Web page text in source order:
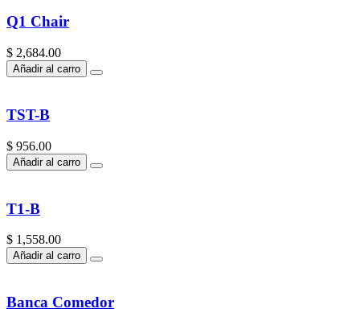
Q1 Chair
$ 2,684.00
Añadir al carro
TST-B
$ 956.00
Añadir al carro
T1-B
$ 1,558.00
Añadir al carro
Banca Comedor